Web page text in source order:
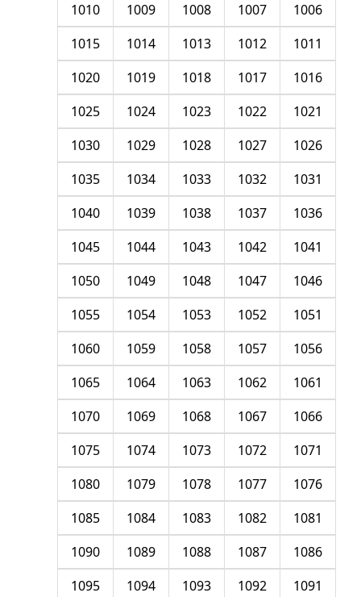
1006
1007
1008
1009
1010
1011
1012
1013
1014
1015
1016
1017
1018
1019
1020
1021
1022
1023
1024
1025
1026
1027
1028
1029
1030
1031
1032
1033
1034
1035
1036
1037
1038
1039
1040
1041
1042
1043
1044
1045
1046
1047
1048
1049
1050
1051
1052
1053
1054
1055
1056
1057
1058
1059
1060
1061
1062
1063
1064
1065
1066
1067
1068
1069
1070
1071
1072
1073
1074
1075
1076
1077
1078
1079
1080
1081
1082
1083
1084
1085
1086
1087
1088
1089
1090
1091
1092
1093
1094
1095